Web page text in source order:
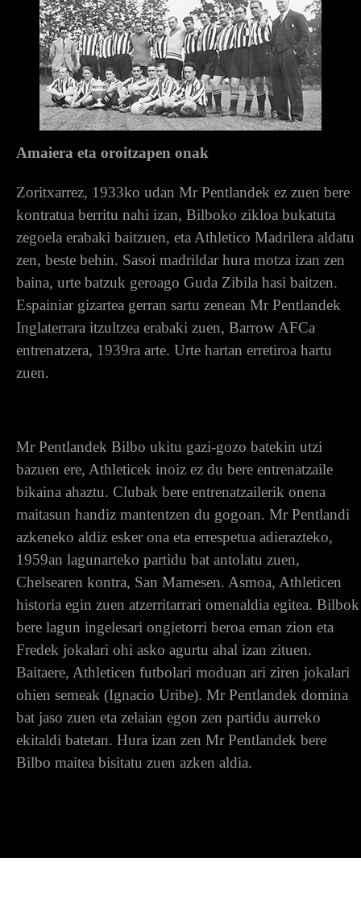
Amaiera eta oroitzapen onak
Zoritxarrez, 1933ko udan Mr Pentlandek ez zuen bere
kontratua berritu nahi izan, Bilboko zikloa bukatuta
zegoela erabaki baitzuen, eta Athletico Madrilera aldatu
zen, beste behin. Sasoi madrildar hura motza izan zen
baina, urte batzuk geroago Guda Zibila hasi baitzen.
Espainiar gizartea gerran sartu zenean Mr Pentlandek
Inglaterrara itzultzea erabaki zuen, Barrow AFCa
entrenatzera, 1939ra arte. Urte hartan erretiroa hartu
zuen.
Mr Pentlandek Bilbo ukitu gazi-gozo batekin utzi
bazuen ere, Athleticek inoiz ez du bere entrenatzaile
bikaina ahaztu. Clubak bere entrenatzailerik onena
maitasun handiz mantentzen du gogoan. Mr Pentlandi
azkeneko aldiz esker ona eta errespetua adierazteko,
1959an lagunarteko partidu bat antolatu zuen,
Chelsearen kontra, San Mamesen. Asmoa, Athleticen
historia egin zuen atzerritarrari omenaldia egitea. Bilbok
bere lagun ingelesari ongietorri beroa eman zion eta
Fredek jokalari ohi asko agurtu ahal izan zituen.
Baitaere, Athleticen futbolari moduan ari ziren jokalari
ohien semeak (Ignacio Uribe). Mr Pentlandek domina
bat jaso zuen eta zelaian egon zen partidu aurreko
ekitaldi batetan. Hura izan zen Mr Pentlandek bere
Bilbo maitea bisitatu zuen azken aldia.